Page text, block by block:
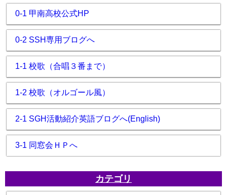
0-1 甲南高校公式HP
0-2 SSH専用ブログへ
1-1 校歌（合唱３番まで）
1-2 校歌（オルゴール風）
2-1 SGH活動紹介英語ブログへ(English)
3-1 同窓会ＨＰへ
カテゴリ